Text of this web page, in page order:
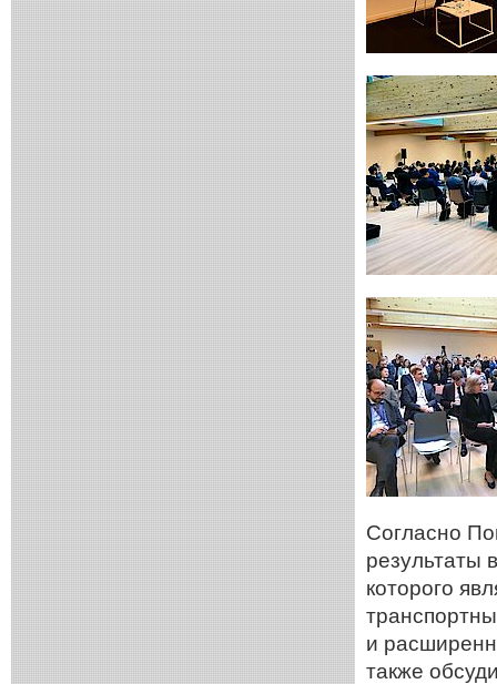
Согласно
результаты
которого
и
также